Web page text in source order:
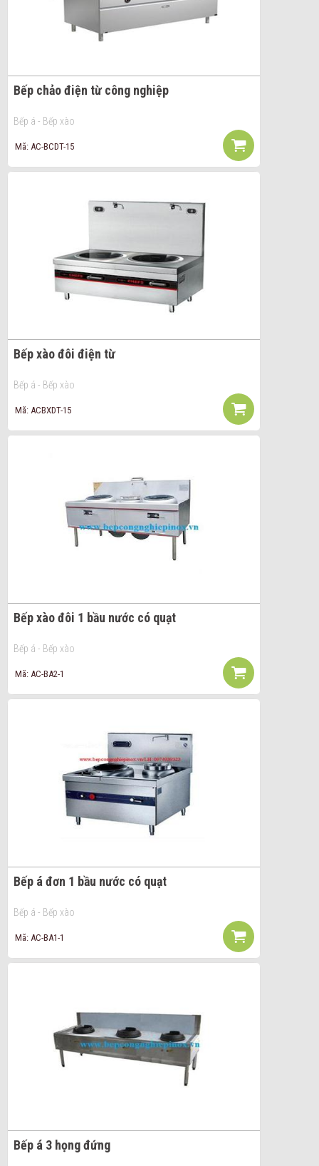
Bếp chảo điện từ công nghiệp
Bếp á - Bếp xào
Mã: AC-BCDT-15
Bếp xào đôi điện từ
Bếp á - Bếp xào
Mã: ACBXDT-15
Bếp xào đôi 1 bầu nước có quạt
Bếp á - Bếp xào
Mã: AC-BA2-1
Bếp á đơn 1 bầu nước có quạt
Bếp á - Bếp xào
Mã: AC-BA1-1
Bếp á 3 họng đứng